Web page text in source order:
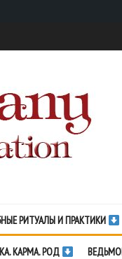
РИТУАЛЫ И ПРАКТИКИ
КАРМА. РОД